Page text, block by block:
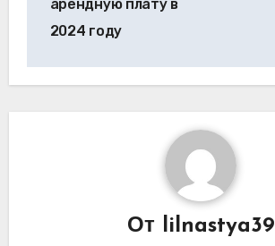
арендную плату в
2024 году
От lilnastya39